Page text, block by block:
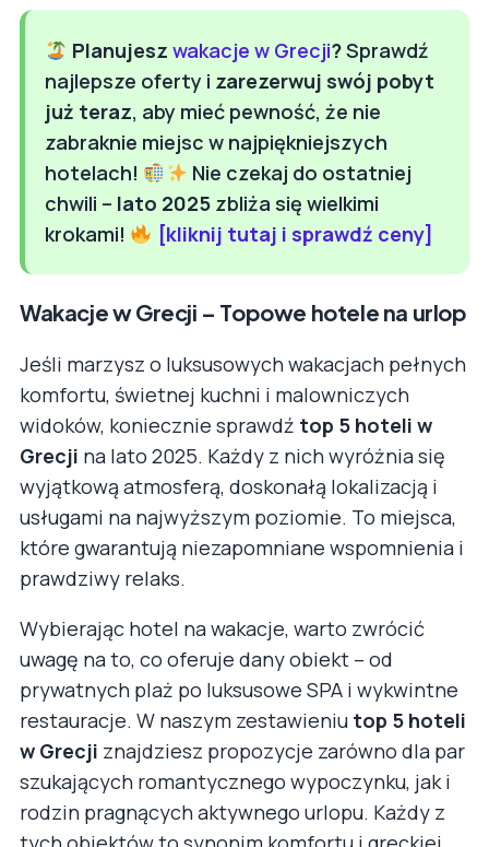
Planujesz wakacje w Grecji?Sprawdź
najlepsze oferty i zarezerwuj swój pobyt
już teraz, aby mieć pewność, że nie
zabraknie miejsc w najpiękniejszych
hotelach!
Nie czekaj do ostatniej
chwili – lato 2025 zbliża się wielkimi
krokami!
[kliknij tutaj i sprawdź ceny]
Wakacje w Grecji – Topowe hotele na urlop
Jeśli marzysz o luksusowych wakacjach pełnych
komfortu, świetnej kuchni i malowniczych
widoków, koniecznie sprawdź top 5 hoteli w
Grecji na lato 2025. Każdy z nich wyróżnia się
wyjątkową atmosferą, doskonałą lokalizacją i
usługami na najwyższym poziomie. To miejsca,
które gwarantują niezapomniane wspomnienia i
prawdziwy relaks.
Wybierając hotel na wakacje, warto zwrócić
uwagę na to, co oferuje dany obiekt – od
prywatnych plaż po luksusowe SPA i wykwintne
restauracje. W naszym zestawieniu top 5 hoteli
w Grecji znajdziesz propozycje zarówno dla par
szukających romantycznego wypoczynku, jak i
rodzin pragnących aktywnego urlopu. Każdy z